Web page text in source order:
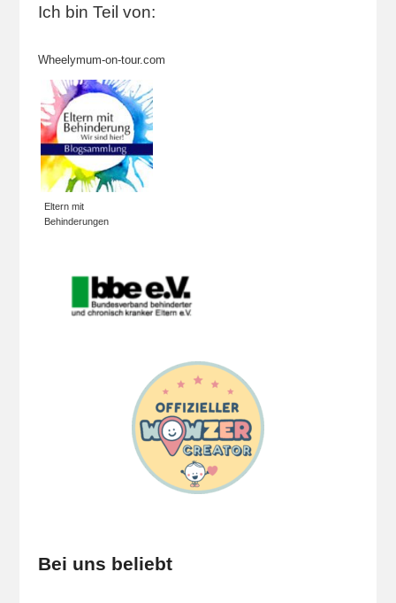
Ich bin Teil von:
Wheelymum-on-tour.com
Eltern mit
Behinderungen
Bei uns beliebt